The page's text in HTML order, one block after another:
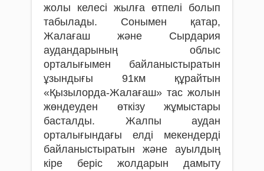
жолы келесі жылға өтпелі болып
табылады. Сонымен қатар,
Жалағаш және Сырдария
аудандарының облыс
орталығымен байланыстыратын
ұзындығы 91км құрайтын
«Қызылорда-Жалағаш» тас жолын
жөндеуден өткізу жұмыстары
басталды. Жалпы аудан
орталығындағы елді мекендерді
байланыстыратын және ауылдың
кіре беріс жолдарын дамыту